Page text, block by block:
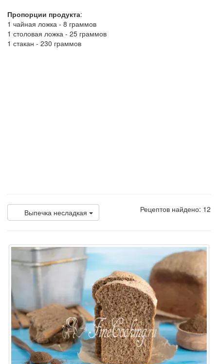
Пропорции продукта:
1 чайная ложка - 8 граммов
1 столовая ложка - 25 граммов
1 стакан - 230 граммов
Выпечка несладкая Рецептов найдено: 12